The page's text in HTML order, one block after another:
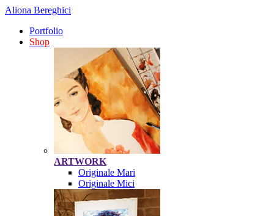
Aliona Bereghici
Portfolio
Shop
ARTWORK
Originale Mari
Originale Mici